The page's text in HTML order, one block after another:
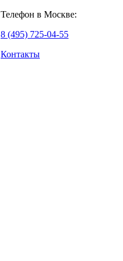
Телефон в Москве:
8 (495) 725-04-55
Контакты